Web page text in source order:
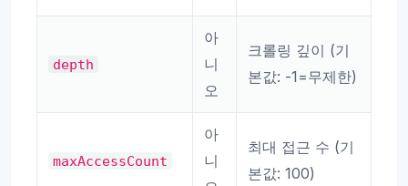
depth
아
니
오
크롤링 깊이 (기
본값: -1=무제한)
maxAccessCount
아
니
최대 접근 수 (기
본값: 100)